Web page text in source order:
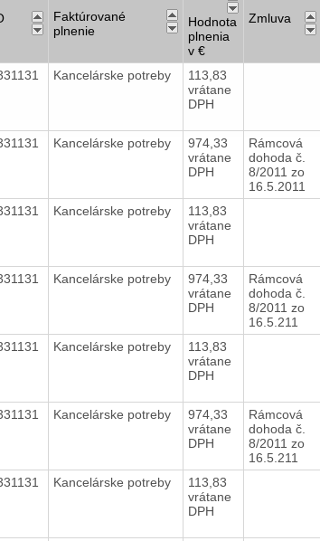
Faktúrované
plnenie
Hodnota
plnenia
v €
Zmluva
Kancelárske potreby
113,83
vrátane
DPH
Kancelárske potreby
974,33
vrátane
DPH
Rámcová
dohoda č.
8/2011 zo
16.5.2011
Kancelárske potreby
113,83
vrátane
DPH
Kancelárske potreby
974,33
vrátane
DPH
Rámcová
dohoda č.
8/2011 zo
16.5.211
Kancelárske potreby
113,83
vrátane
DPH
Kancelárske potreby
974,33
vrátane
DPH
Rámcová
dohoda č.
8/2011 zo
16.5.211
Kancelárske potreby
113,83
vrátane
DPH